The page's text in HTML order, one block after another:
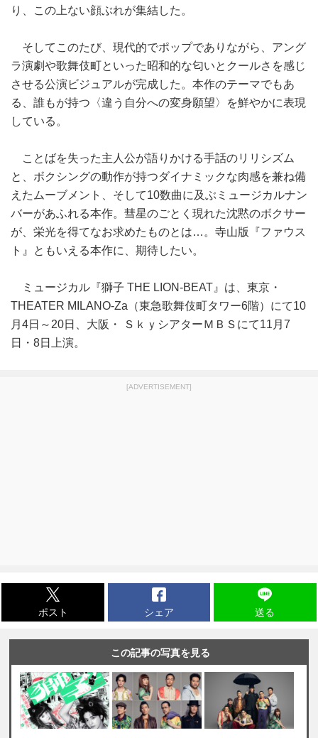
り、この上ない顔ぶれが集結した。
そしてこのたび、現代的でポップでありながら、アング
ラ演劇や歌舞伎町といった昭和的な匂いとクールさを感じ
させる公演ビジュアルが完成した。本作のテーマでもあ
る、誰もが持つ〈違う自分への変身願望〉を鮮やかに表現
している。
ことばを失った主人公が語りかける手話のリリシズム
と、ボクシングの動作が持つダイナミックな肉感を兼ね備
えたムーブメント、そして10数曲に及ぶミュージカルナン
バーがあふれる本作。彗星のごとく現れた沈黙のボクサー
が、栄光を得てなお求めたものとは…。寺山版『ファウス
ト』ともいえる本作に、期待したい。
ミュージカル『獅子 THE LION-BEAT』は、東京・
THEATER MILANO-Za（東急歌舞伎町タワー6階）にて10
月4日～20日、大阪・ ＳｋｙシアターＭＢＳにて11月7
日・8日上演。
[ADVERTISEMENT]
ポスト シェア 送る
この記事の写真を見る